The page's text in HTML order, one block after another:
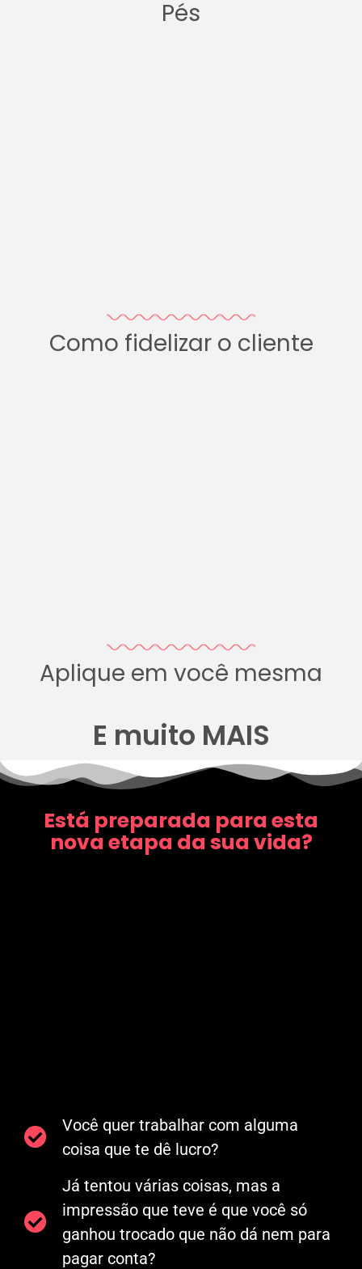
Pés
Como fidelizar o cliente
Aplique em você mesma
E muito MAIS
Está preparada para esta
nova etapa da sua vida?
Você quer trabalhar com alguma
coisa que te dê lucro?
Já tentou várias coisas, mas a
impressão que teve é que você só
ganhou trocado que não dá nem para
pagar conta?